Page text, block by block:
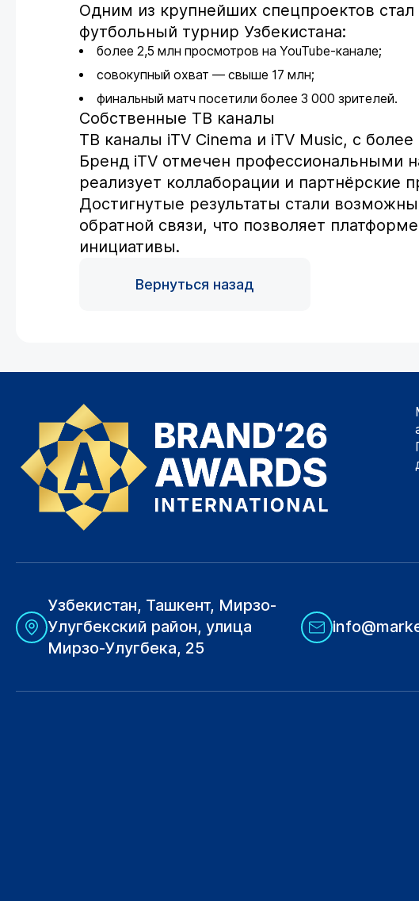
Одним из крупнейших спецпроектов
футбольный турнир Узбекистана:
более 2,5 млн просмотров на YouTube-канале;
совокупный охват — свыше 17 млн;
финальный матч посетили более 3 000 зрителей.
Собственные ТВ каналы
ТВ каналы iTV Cinema и iTV Music, с
Бренд iTV отмечен профессиональными
реализует коллаборации и
Достигнутые результаты стали
обратной связи, что позволяет
инициативы.
Вернуться назад
Узбекистан, Ташкент, Мирзо-
Улугбекский район, улица
Мирзо-Улугбека, 25